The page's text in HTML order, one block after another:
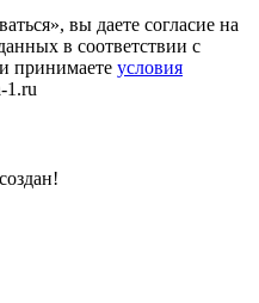
вы даете согласие на
в соответствии с
и принимаете условия
1.ru